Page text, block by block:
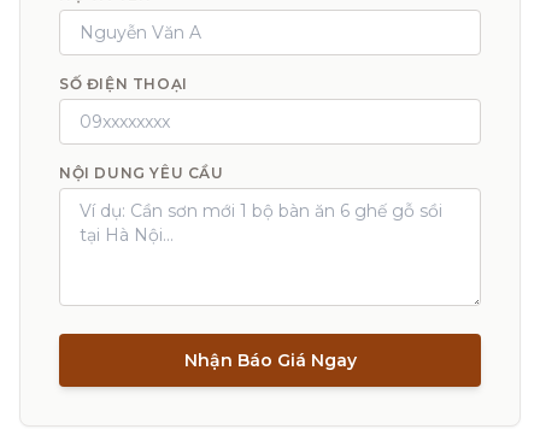
SỐ ĐIỆN THOẠI
NỘI DUNG YÊU CẦU
Nhận Báo Giá Ngay